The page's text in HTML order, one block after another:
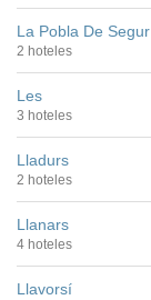
La Pobla De Segur
2 hoteles
Les
3 hoteles
Lladurs
2 hoteles
Llanars
4 hoteles
Llavorsí